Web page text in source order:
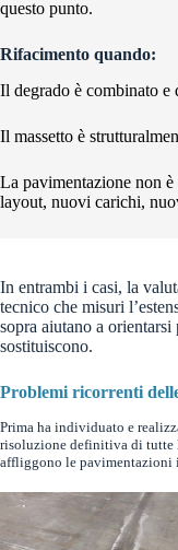
questo punto.
Rifacimento quando:
Il degrado è combinato e
Il massetto è
La pavimentazione non
layout, nuovi carichi,
In entrambi i casi, la
tecnico che misuri
sopra aiutano a
sostituiscono.
Problemi ricorrenti
Prima ha individuato e
risoluzione definitiva di tutte
affliggono le pavimentazioni